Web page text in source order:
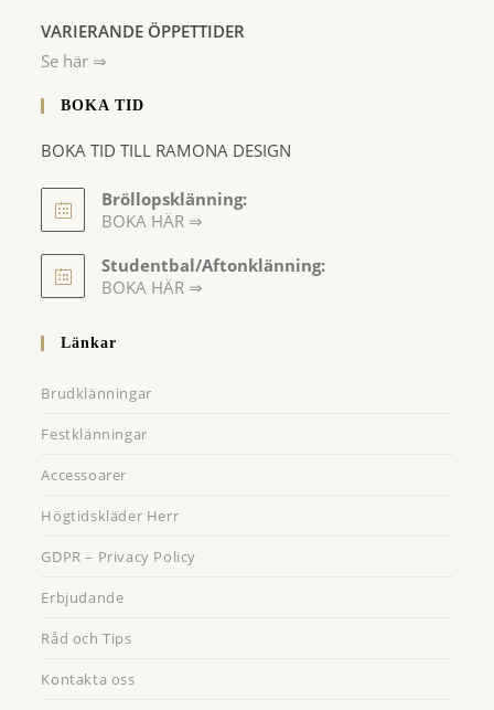
VARIERANDE ÖPPETTIDER
Se här ⇒
BOKA TID
BOKA TID TILL RAMONA DESIGN
Bröllopsklänning:
BOKA HÄR ⇒
in
a
tab
Studentbal/Aftonklänning:
BOKA HÄR ⇒
Länkar
Brudklänningar
Festklänningar
Accessoarer
Högtidskläder Herr
GDPR – Privacy Policy
Erbjudande
Råd och Tips
Kontakta oss